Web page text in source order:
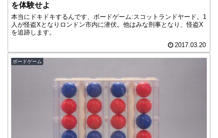
を体験せよ
本当にドキドキするんです、ボードゲーム:スコットランドヤード。1
人が怪盗Xとなりロンドン市内に潜伏。他はみな刑事となり、怪盗X
を追跡します。
2017.03.20
ボードゲーム